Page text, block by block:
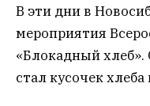
В эти дни в
мероприятия
«Блокадный
стал кусочек